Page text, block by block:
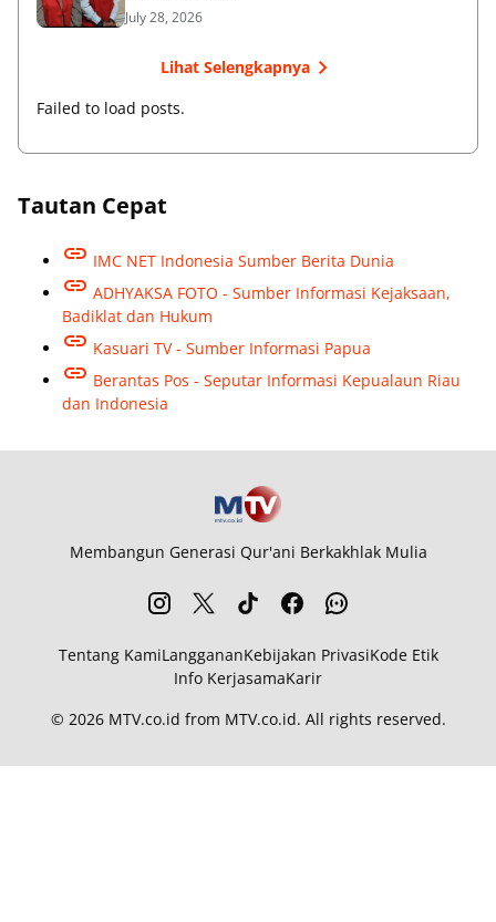
July 28, 2026
Lihat Selengkapnya
Failed to load posts.
Tautan Cepat
IMC NET Indonesia Sumber Berita Dunia
ADHYAKSA FOTO - Sumber Informasi Kejaksaan,
Badiklat dan Hukum
Kasuari TV - Sumber Informasi Papua
Berantas Pos - Seputar Informasi Kepualaun Riau
dan Indonesia
Membangun Generasi Qur'ani Berkakhlak Mulia
Tentang KamiLanggananKebijakan PrivasiKode Etik
Info KerjasamaKarir
© 2026 MTV.co.id from MTV.co.id. All rights reserved.